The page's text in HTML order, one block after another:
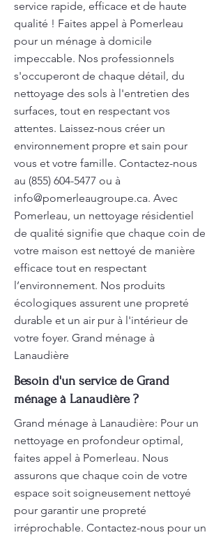
service rapide, efficace et de haute
qualité ! Faites appel à Pomerleau
pour un ménage à domicile
impeccable. Nos professionnels
s'occuperont de chaque détail, du
nettoyage des sols à l'entretien des
surfaces, tout en respectant vos
attentes. Laissez-nous créer un
environnement propre et sain pour
vous et votre famille. Contactez-nous
au (855) 604-5477 ou à
info@pomerleaugroupe.ca. Avec
Pomerleau, un nettoyage résidentiel
de qualité signifie que chaque coin de
votre maison est nettoyé de manière
efficace tout en respectant
l’environnement. Nos produits
écologiques assurent une propreté
durable et un air pur à l'intérieur de
votre foyer. Grand ménage à
Lanaudière
Besoin d'un service de Grand
ménage à Lanaudière ?
Grand ménage à Lanaudière: Pour un
nettoyage en profondeur optimal,
faites appel à Pomerleau. Nous
assurons que chaque coin de votre
espace soit soigneusement nettoyé
pour garantir une propreté
irréprochable. Contactez-nous pour un